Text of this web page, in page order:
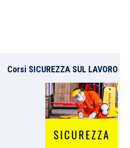
Corsi SICUREZZA SUL LAVORO